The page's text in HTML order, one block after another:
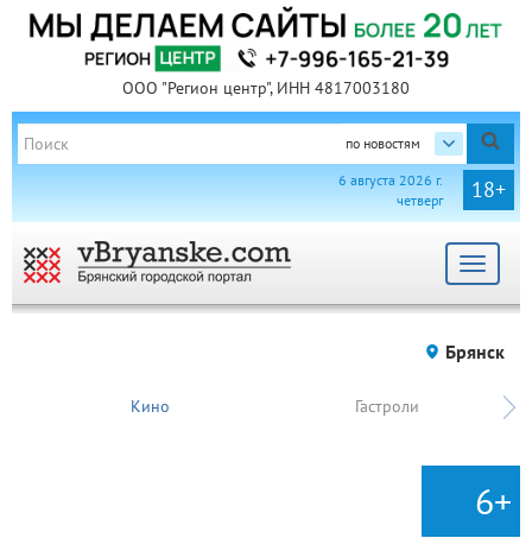
ООО "Регион центр", ИНН 4817003180
по новостям
18+
6 августа 2026 г.
четверг
Toggle
Брянск
Кино Гастроли
6+